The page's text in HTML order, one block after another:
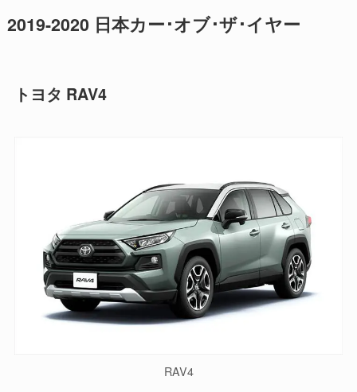
2019-2020 日本カー･オブ･ザ･イヤー
トヨタ RAV4
RAV4